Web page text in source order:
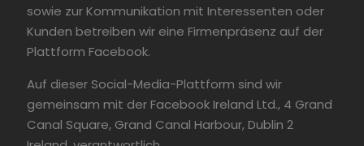
sowie zur Kommunikation mit Interessenten oder
Kunden betreiben wir eine Firmenpräsenz auf der
Plattform Facebook.
Auf dieser Social-Media-Plattform sind wir
gemeinsam mit der Facebook Ireland Ltd., 4 Grand
Canal Square, Grand Canal Harbour, Dublin 2